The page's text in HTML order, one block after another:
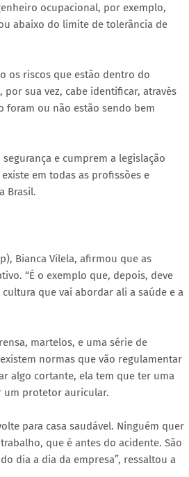
ocupacional, por exemplo,
abaixo do limite de tolerância de
os riscos que estão dentro do
sua vez, cabe identificar, através
foram ou não estão sendo bem
e cumprem a legislação
em todas as profissões e
Brasil.
Bianca Vilela, afirmou que as
“É o exemplo que, depois, deve
que vai abordar ali a saúde e a
martelos, e uma série de
normas que vão regulamentar
algo cortante, ela tem que ter uma
um protetor auricular.
para casa saudável. Ninguém quer
que é antes do acidente. São
dia a dia da empresa”, ressaltou a